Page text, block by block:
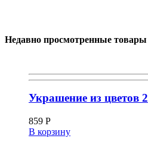
Недавно просмотренные товары
Украшение из цветов 2
859 Р
В корзину